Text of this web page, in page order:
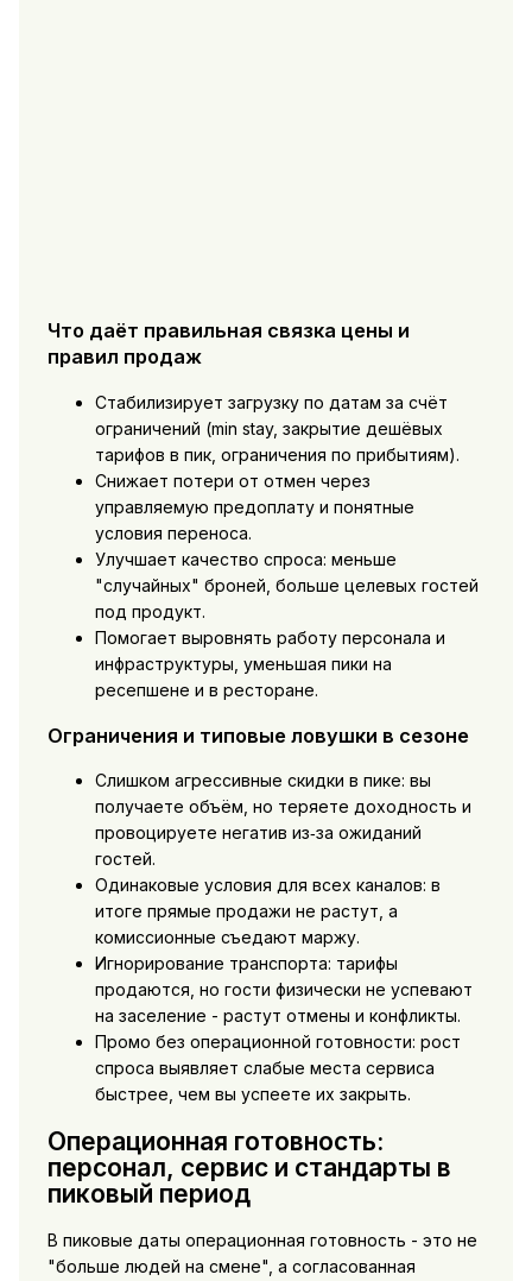
Что даёт правильная связка цены и
правил продаж
Стабилизирует загрузку по датам за счёт
ограничений (min stay, закрытие дешёвых
тарифов в пик, ограничения по прибытиям).
Снижает потери от отмен через
управляемую предоплату и понятные
условия переноса.
Улучшает качество спроса: меньше
"случайных" броней, больше целевых гостей
под продукт.
Помогает выровнять работу персонала и
инфраструктуры, уменьшая пики на
ресепшене и в ресторане.
Ограничения и типовые ловушки в сезоне
Слишком агрессивные скидки в пике: вы
получаете объём, но теряете доходность и
провоцируете негатив из‑за ожиданий
гостей.
Одинаковые условия для всех каналов: в
итоге прямые продажи не растут, а
комиссионные съедают маржу.
Игнорирование транспорта: тарифы
продаются, но гости физически не успевают
на заселение - растут отмены и конфликты.
Промо без операционной готовности: рост
спроса выявляет слабые места сервиса
быстрее, чем вы успеете их закрыть.
Операционная готовность:
персонал, сервис и стандарты в
пиковый период
В пиковые даты операционная готовность - это не
"больше людей на смене", а согласованная